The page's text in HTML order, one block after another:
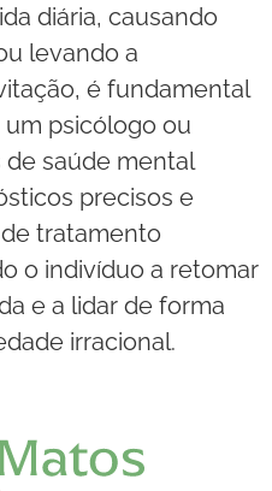
diária, causando
levando a
é fundamental
psicólogo ou
de saúde mental
precisos e
tratamento
o indivíduo a retomar
e a lidar de forma
irracional.